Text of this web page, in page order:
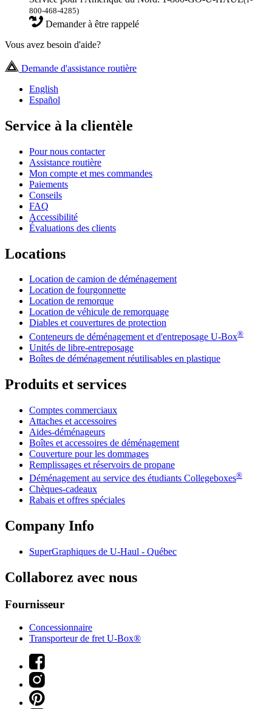
800-468-4285)
Demander à être rappelé
Vous avez besoin d'aide?
Demande d'assistance routière
English
Español
Service à la clientèle
Pour nous contacter
Assistance routière
Mon compte et mes commandes
Paiements
Conseils
FAQ
Accessibilité
Évaluations des clients
Locations
Location de camion de déménagement
Location de fourgonnette
Location de remorque
Location de véhicule de remorquage
Diables et couvertures de protection
Conteneurs de déménagement et d'entreposage U-Box®
Unités de libre-entreposage
Boîtes de déménagement réutilisables en plastique
Produits et services
Comptes commerciaux
Attaches et accessoires
Aides-déménageurs
Boîtes et accessoires de déménagement
Couverture pour les dommages
Remplissages et réservoirs de propane
Déménagement au service des étudiants Collegeboxes®
Chèques-cadeaux
Rabais et offres spéciales
Company Info
SuperGraphiques de U-Haul - Québec
Collaborez avec nous
Fournisseur
Concessionnaire
Transporteur de fret U-Box®